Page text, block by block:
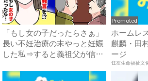
「もし女の子だったらさぁ」
長い不妊治療の末やっと妊娠
した私⇒すると義祖父が信じ
Promoted
ホームレ
麒麟・田
ージ
住友生命福祉文